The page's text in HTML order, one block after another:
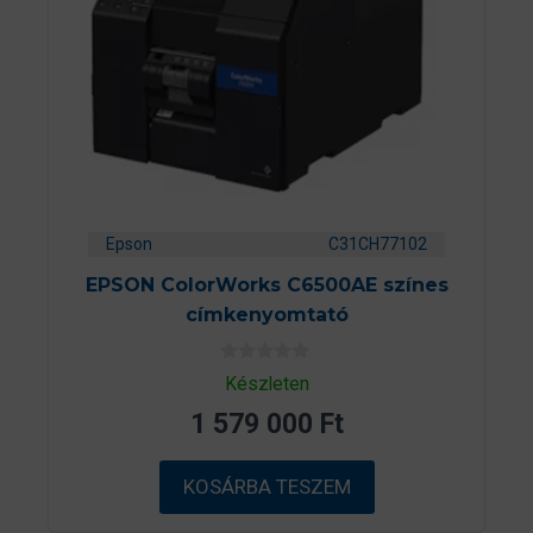
Epson C31CH77102
EPSON ColorWorks C6500AE színes
címkenyomtató
0
a
5
b
ő
l
Készleten
1 579 000 Ft
KOSÁRBA TESZEM